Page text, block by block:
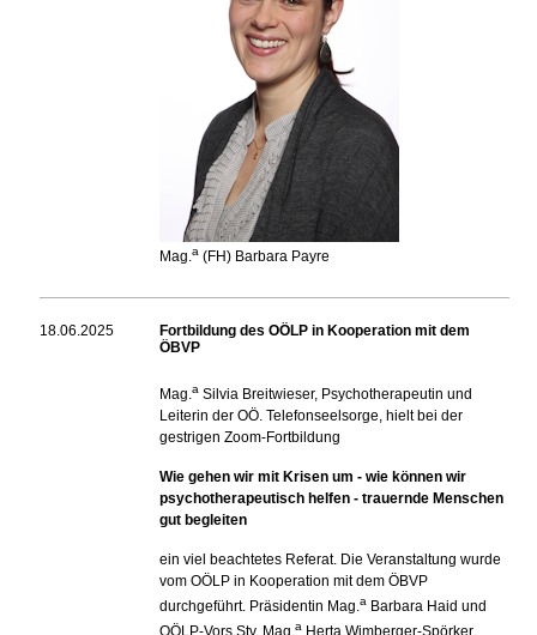
Mag.a (FH) Barbara Payre
18.06.2025
Fortbildung des OÖLP in Kooperation mit dem
ÖBVP
Mag.a Silvia Breitwieser, Psychotherapeutin und
Leiterin der OÖ. Telefonseelsorge, hielt bei der
gestrigen Zoom-Fortbildung
Wie gehen wir mit Krisen um - wie können wir
psychotherapeutisch helfen - trauernde Menschen
gut begleiten
ein viel beachtetes Referat. Die Veranstaltung wurde
vom OÖLP in Kooperation mit dem ÖBVP
durchgeführt. Präsidentin Mag.a Barbara Haid und
OÖLP-Vors.Stv. Mag.a Herta Wimberger-Spörker